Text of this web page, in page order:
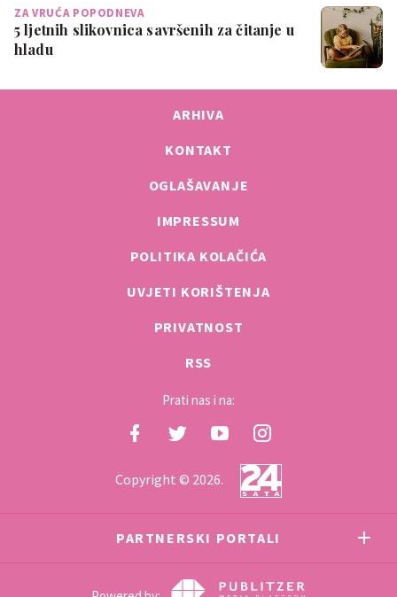
ZA VRUĆA POPODNEVA
5 ljetnih slikovnica savršenih za čitanje u
hladu
ARHIVA
KONTAKT
OGLAŠAVANJE
IMPRESSUM
POLITIKA KOLAČIĆA
UVJETI KORIŠTENJA
PRIVATNOST
RSS
Prati nas i na:
Copyright © 2026.
PARTNERSKI PORTALI